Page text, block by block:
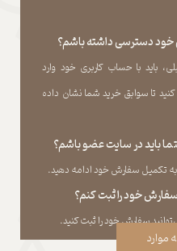
خود دسترسی داشته باشم؟
باید با حساب کاربری خود وارد
تا سوابق خرید شما نشان داده
باید در سایت عضو باشم؟
تکمیل سفارش خود ادامه دهید.​​​​​​​
سفارش خود را ثبت کنم؟